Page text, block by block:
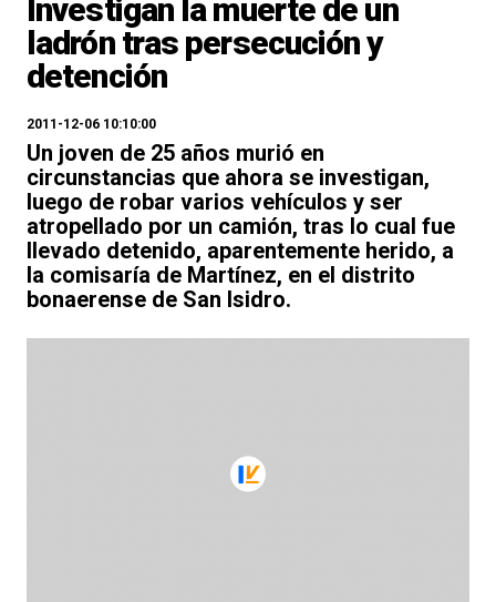
Investigan la muerte de un
ladrón tras persecución y
detención
2011-12-06 10:10:00
Un joven de 25 años murió en
circunstancias que ahora se investigan,
luego de robar varios vehículos y ser
atropellado por un camión, tras lo cual fue
llevado detenido, aparentemente herido, a
la comisaría de Martínez, en el distrito
bonaerense de San Isidro.